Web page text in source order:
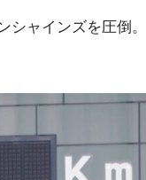
シャインズを圧倒